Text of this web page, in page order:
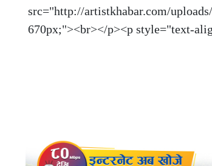
src="http://artistkhabar.com/
670px;"><br></p><p style="text-